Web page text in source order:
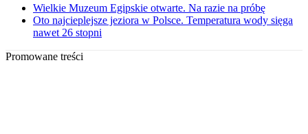
Wielkie Muzeum Egipskie otwarte. Na razie na próbę
Oto najcieplejsze jeziora w Polsce. Temperatura wody sięga
nawet 26 stopni
Promowane treści